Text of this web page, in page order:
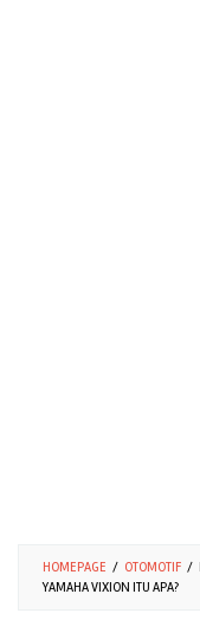
HOMEPAGE / OTOMOTIF /
YAMAHA VIXION ITU APA?